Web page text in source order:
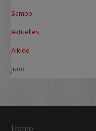
Sambo
Aktuelles
Aikido
Judo
Home